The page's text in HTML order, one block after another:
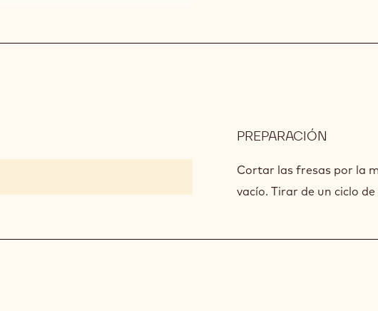
PREPARACIÓN
Cortar las fresas por la
vacío. Tirar de un ciclo